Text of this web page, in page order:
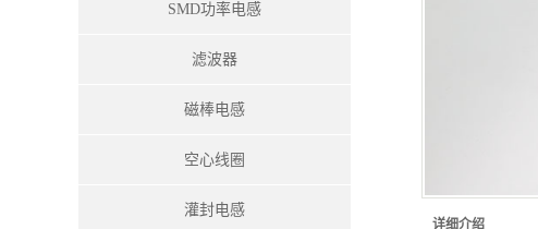
SMD功率电感
滤波器
磁棒电感
空心线圈
灌封电感
详细介绍